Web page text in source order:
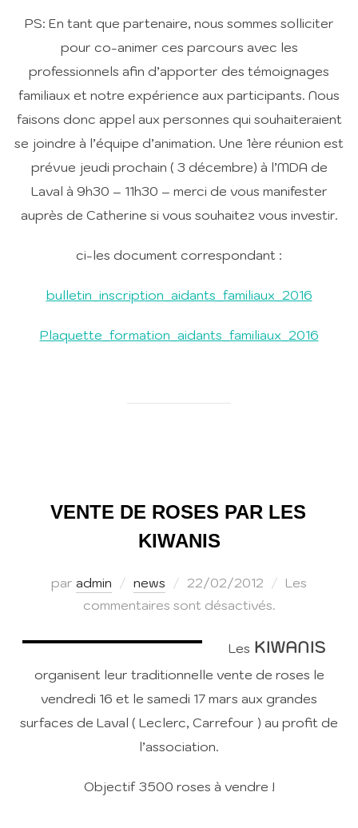
PS: En tant que partenaire, nous sommes solliciter
pour co-animer ces parcours avec les
professionnels afin d’apporter des témoignages
familiaux et notre expérience aux participants. Nous
faisons donc appel aux personnes qui souhaiteraient
se joindre à l’équipe d’animation. Une 1ère réunion est
prévue jeudi prochain ( 3 décembre) à l’MDA de
Laval à 9h30 – 11h30 – merci de vous manifester
auprès de Catherine si vous souhaitez vous investir.
ci-les document correspondant :
bulletin_inscription_aidants_familiaux_2016
Plaquette_formation_aidants_familiaux_2016
VENTE DE ROSES PAR LES
KIWANIS
par admin news
Publié
le
22/02/2012
Les
commentaires sont désactivés.
Les KIWANIS
organisent leur traditionnelle vente de roses le
vendredi 16 et le samedi 17 mars aux grandes
surfaces de Laval ( Leclerc, Carrefour ) au profit de
l’association.
Objectif 3500 roses à vendre !